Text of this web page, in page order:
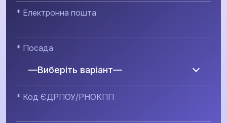
* Електронна пошта
* Посада
—Виберіть варіант—
* Код ЄДРПОУ/РНОКПП